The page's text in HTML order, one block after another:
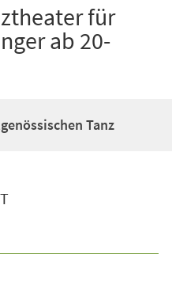
für
ab 20-
Tanz